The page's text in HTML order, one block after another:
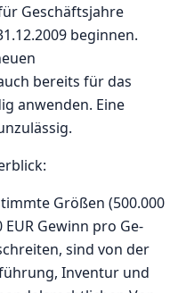
Geschäftsjahre
beginnen.
bereits für das
anwenden. Eine
Größen (500.000
EUR Ge­winn pro Ge­
sind von der
In­ven­tur und